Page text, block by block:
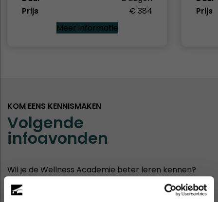
Prijs
€ 384
Meer informatie
Prijs
KOM EENS KENNISMAKEN
Volgende
infoavonden
Wil je de Wellness Academie beter leren kennen?
Dan ben je van harte welkom op onze infoavonden
of opendagen.